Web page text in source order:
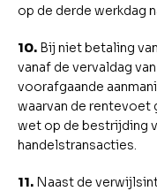
op de derde werkdag
10. Bij niet betaling
vanaf de vervaldag
voorafgaande
waarvan de rentevoet
wet op de bestrijding
handelstransacties.
11. Naast de